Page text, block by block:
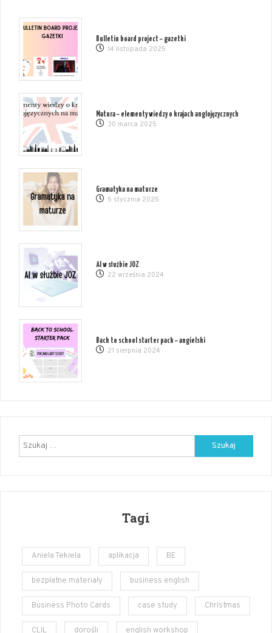
Bulletin board project – gazetki
14 listopada 2025
Matura – elementy wiedzy o krajach anglojęzycznych
30 marca 2025
Gramatyka na maturze
5 stycznia 2025
AI w służbie JOZ
22 września 2024
Back to school starter pack – angielski
21 sierpnia 2024
Szukaj:
Tagi
Aniela Tekiela aplikacja BE
bezpłatne materiały business english
Business Photo Cards case study Christmas
CLIL dorośli english workshop